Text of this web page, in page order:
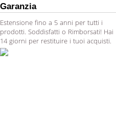
Garanzia
Estensione fino a 5 anni per tutti i
prodotti. Soddisfatti o Rimborsati! Hai
14 giorni per restituire i tuoi acquisti.